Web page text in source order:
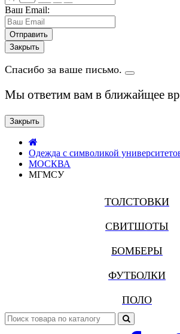
Ваш Email:
Закрыть
Спасибо за ваше письмо.
Мы ответим вам в ближайщее
Закрыть
Одежда с символикой
МОСКВА
МГМСУ
ТОЛСТОВКИ
СВИТШОТЫ
БОМБЕРЫ
ФУТБОЛКИ
ПОЛО